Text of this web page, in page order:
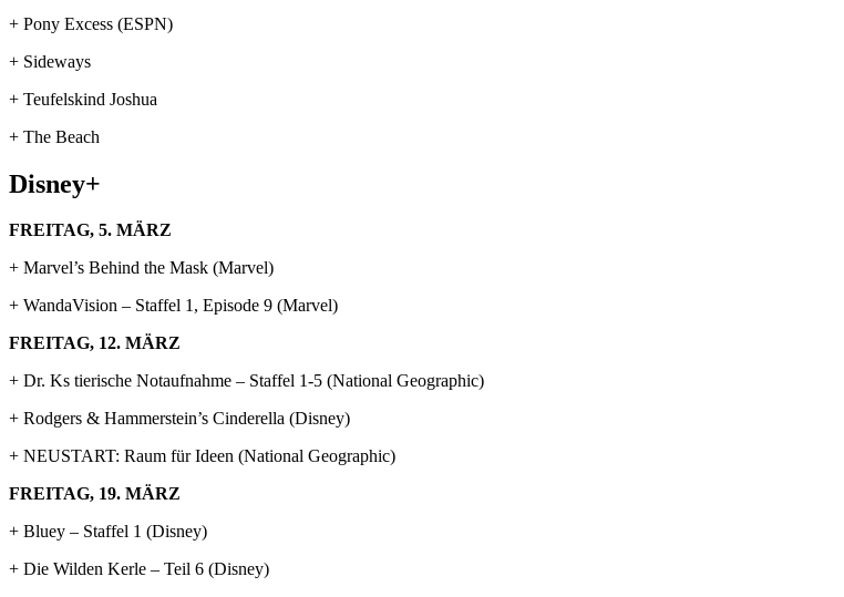
+ Pony Excess (ESPN)
+ Sideways
+ Teufelskind Joshua
+ The Beach
Disney+
FREITAG, 5. MÄRZ
+ Marvel’s Behind the Mask (Marvel)
+ WandaVision – Staffel 1, Episode 9 (Marvel)
FREITAG, 12. MÄRZ
+ Dr. Ks tierische Notaufnahme – Staffel 1-5 (National Geographic)
+ Rodgers & Hammerstein’s Cinderella (Disney)
+ NEUSTART: Raum für Ideen (National Geographic)
FREITAG, 19. MÄRZ
+ Bluey – Staffel 1 (Disney)
+ Die Wilden Kerle – Teil 6 (Disney)